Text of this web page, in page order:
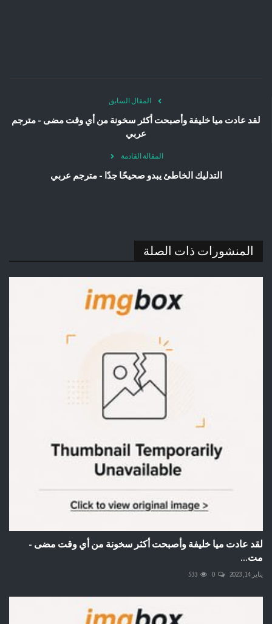
المقال السابق
لقد عادت ميا خليفة وأصبحت أكثر سخونة من أي وقت مضى - مترجم
عربي
المقالة القادمة
التدليك الخاطئ يبدو صحيحًا جدًا - مترجم عربي
المنشورات ذات الصلة
لقد عادت ميا خليفة وأصبحت أكثر سخونة من أي وقت مضى -
مت...
يناير 14, 2023 0
533